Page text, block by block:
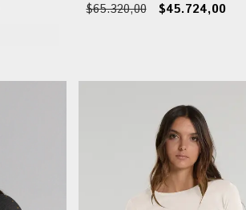
$65.320,00 $45.724,00